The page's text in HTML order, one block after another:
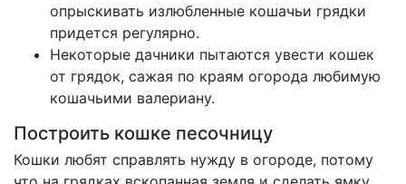
опрыскивать излюбленные кошачьи грядки
придется регулярно.
Некоторые дачники пытаются увести кошек
от грядок, сажая по краям огорода любимую
кошачьими валериану.
Построить кошке песочницу
Кошки любят справлять нужду в огороде, потому